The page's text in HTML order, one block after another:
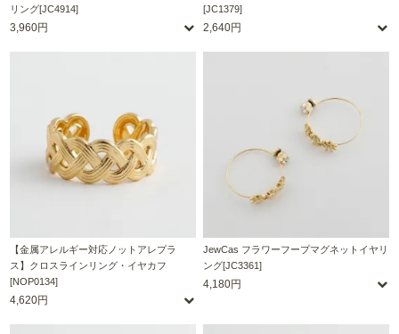
リング[JC4914]
3,960円
[JC1379]
2,640円
【金属アレルギー対応ノットアレプラ
ス】クロスラインリング・イヤカフ
[NOP0134]
4,620円
JewCas フラワーフープマグネットイヤリ
ング[JC3361]
4,180円